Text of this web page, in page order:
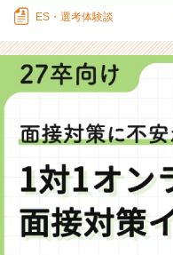
が
方
へ】
対
オ
ン
ES・選考体験談